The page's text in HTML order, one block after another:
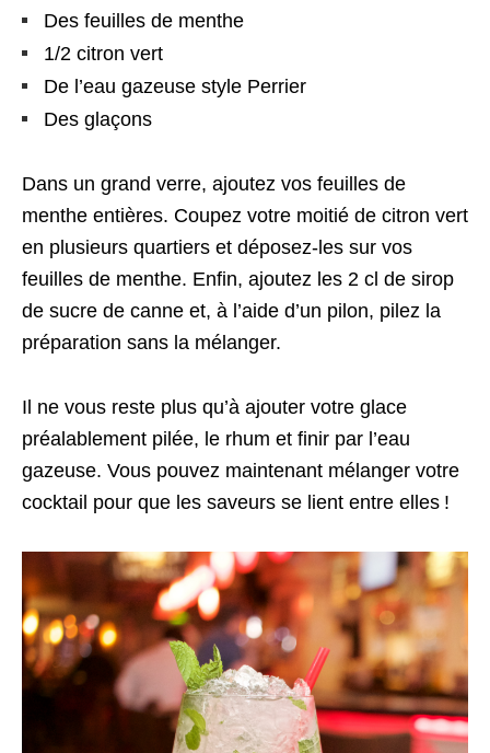
Des feuilles de menthe
1/2 citron vert
De l’eau gazeuse style Perrier
Des glaçons
Dans un grand verre, ajoutez vos feuilles de
menthe entières. Coupez votre moitié de citron vert
en plusieurs quartiers et déposez-les sur vos
feuilles de menthe. Enfin, ajoutez les 2 cl de sirop
de sucre de canne et, à l’aide d’un pilon, pilez la
préparation sans la mélanger.
Il ne vous reste plus qu’à ajouter votre glace
préalablement pilée, le rhum et finir par l’eau
gazeuse. Vous pouvez maintenant mélanger votre
cocktail pour que les saveurs se lient entre elles !